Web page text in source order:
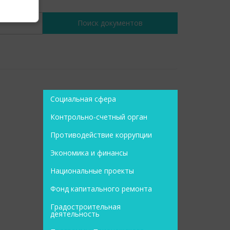
Социальная сфера
Контрольно-счетный орган
Противодействие коррупции
Экономика и финансы
Национальные проекты
Фонд капитального ремонта
Градостроительная
деятельность